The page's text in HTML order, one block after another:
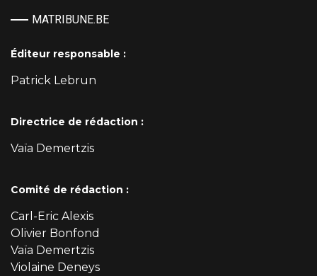
MATRIBUNE.BE
Éditeur responsable :
Patrick Lebrun
Directrice de rédaction :
Vaïa Demertzis
Comité de rédaction :
Carl-Eric Alexis
Olivier Bonfond
Vaïa Demertzis
Violaine Deneys